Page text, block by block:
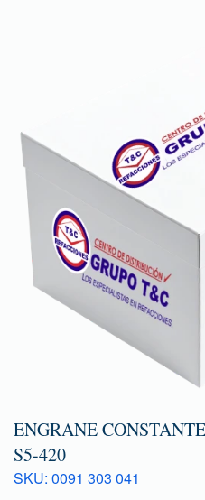
ENGRANE
S5-420
SKU: 0091 303 041